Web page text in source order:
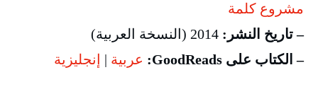
مشروع كلمة
– تاريخ النشر:
– الكتاب على GoodReads:
عربية | إنجليزية